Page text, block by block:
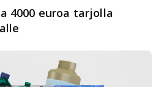
4000 euroa tarjolla